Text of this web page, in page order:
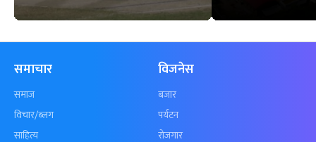
समाचार
समाज
विचार/ब्लग
साहित्य
विजनेस
बजार
पर्यटन
रोजगार